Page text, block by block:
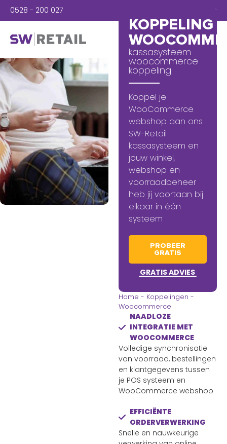
0528 - 200 027 Inloggen
KOPPELING
kassasysteem
woocommerce
koppeling
Koppel je
WooCommerce
webshop aan ons
SW-Retail
kassasysteem en
jouw winkel,
webshop en
voorraadbeheer
heb jij voortaan bij
elkaar in één
systeem
PROBEER
GRATIS
GRATIS ADVIES
Home - Koppelingen -
Woocommerce
NAADLOZE
INTEGRATIE MET
WOOCOMMERCE
Volledige synchronisatie
van voorraad, bestellingen
en klantgegevens tussen
je POS systeem en
WooCommerce webshop
EFFICIËNTE
ORDERVERWERKING
Snelle en nauwkeurige